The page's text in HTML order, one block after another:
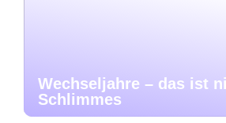
Wechseljahre – das ist
Schlimmes